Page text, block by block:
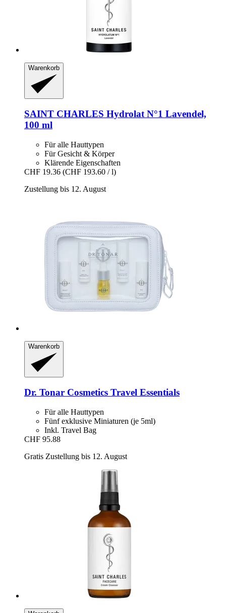
Warenkorb
SAINT CHARLES Hydrolat N°1 Lavendel,
100 ml
Für alle Hauttypen
Für Gesicht & Körper
Klärende Eigenschaften
CHF 19.36 (CHF 193.60 / l)
Zustellung bis 12. August
Warenkorb
Dr. Tonar Cosmetics Travel Essentials
Für alle Hauttypen
Fünf exklusive Miniaturen (je 5ml)
Inkl. Travel Bag
CHF 95.88
Gratis Zustellung bis 12. August